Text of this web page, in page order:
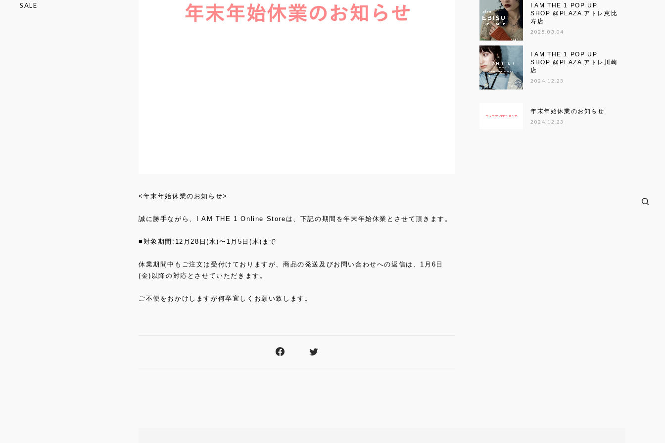
SALE
<年末年始休業のお知らせ>
誠に勝手ながら、I AM THE 1 Online Storeは、下記の期間を年末年始休業とさせて頂きます。
■対象期間:12月28日(水)〜1月5日(木)まで
休業期間中もご注文は受付けておりますが、商品の発送及びお問い合わせへの返信は、1月6日
(金)以降の対応とさせていただきます。
ご不便をおかけしますが何卒宜しくお願い致します。
I AM THE 1 POP UP
SHOP @PLAZA アトレ恵比
寿店
2025.03.04
I AM THE 1 POP UP
SHOP @PLAZA アトレ川崎
店
2024.12.23
年末年始休業のお知らせ
2024.12.23